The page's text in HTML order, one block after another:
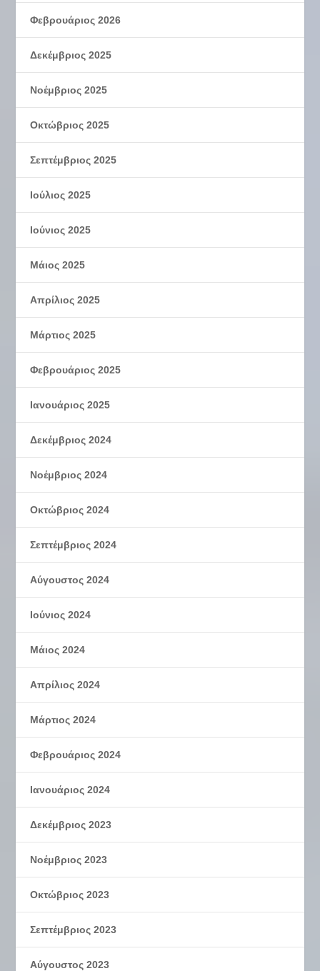
Φεβρουάριος 2026
Δεκέμβριος 2025
Νοέμβριος 2025
Οκτώβριος 2025
Σεπτέμβριος 2025
Ιούλιος 2025
Ιούνιος 2025
Μάιος 2025
Απρίλιος 2025
Μάρτιος 2025
Φεβρουάριος 2025
Ιανουάριος 2025
Δεκέμβριος 2024
Νοέμβριος 2024
Οκτώβριος 2024
Σεπτέμβριος 2024
Αύγουστος 2024
Ιούνιος 2024
Μάιος 2024
Απρίλιος 2024
Μάρτιος 2024
Φεβρουάριος 2024
Ιανουάριος 2024
Δεκέμβριος 2023
Νοέμβριος 2023
Οκτώβριος 2023
Σεπτέμβριος 2023
Αύγουστος 2023